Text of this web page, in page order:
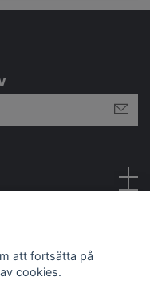
att fortsätta på
cookies.